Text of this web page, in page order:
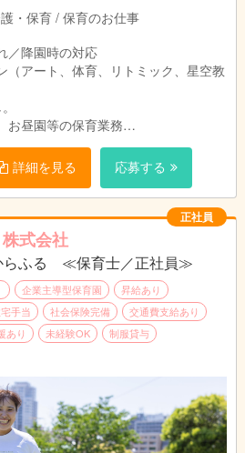
・保育 / 保育のお仕事
／降園時の対応
（アート、体育、リトミック、星空教
お昼園等の保育業務
や年間イベントが少ないのも特徴！
タル化して効率化を図っているため持
変更なし）
詳細を見る 応募する
正社員
式会社
らふる ≪保育士／正社員≫
企業主導型保育園
昇給あり
手当 社会保険完備
交通費支給あり
あり 未経験OK
制服貸与